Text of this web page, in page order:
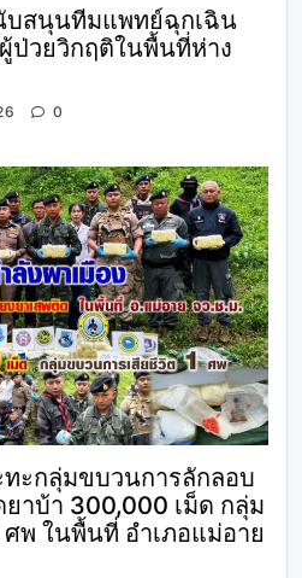
บสนุนทีมแพทย์ฉุกเฉิน
ป่วยวิกฤติในพื้นที่ห่าง
0
ทะกลุ่มขบวนการลักลอบ
ยาบ้า 300,000 เม็ด กลุ่ม
พ ในพื้นที่ อำเภอแม่อาย